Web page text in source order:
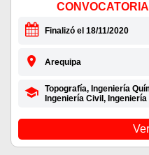
Finalizó el 18/11/2020
Arequipa
Topografía, Ingeniería
Ingeniería Civil,